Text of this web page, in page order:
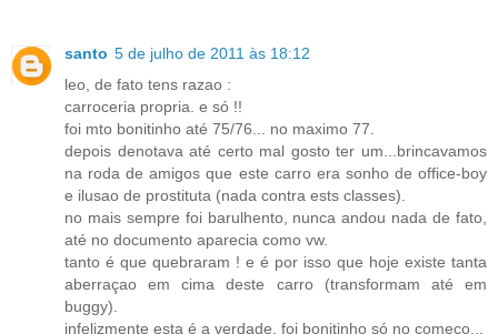
santo 5 de julho de 2011 às 18:12
leo, de fato tens razao :
carroceria propria. e só !!
foi mto bonitinho até 75/76... no maximo 77.
depois denotava até certo mal gosto ter um...brincavamos
na roda de amigos que este carro era sonho de office-boy
e ilusao de prostituta (nada contra ests classes).
no mais sempre foi barulhento, nunca andou nada de fato,
até no documento aparecia como vw.
tanto é que quebraram ! e é por isso que hoje existe tanta
aberraçao em cima deste carro (transformam até em
buggy).
infelizmente esta é a verdade. foi bonitinho só no começo...